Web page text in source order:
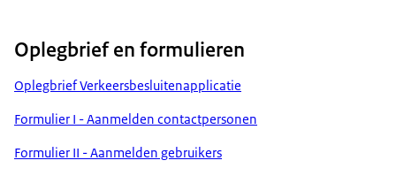
Oplegbrief en formulieren
Oplegbrief Verkeersbesluitenapplicatie
Formulier I - Aanmelden contactpersonen
Formulier II - Aanmelden gebruikers